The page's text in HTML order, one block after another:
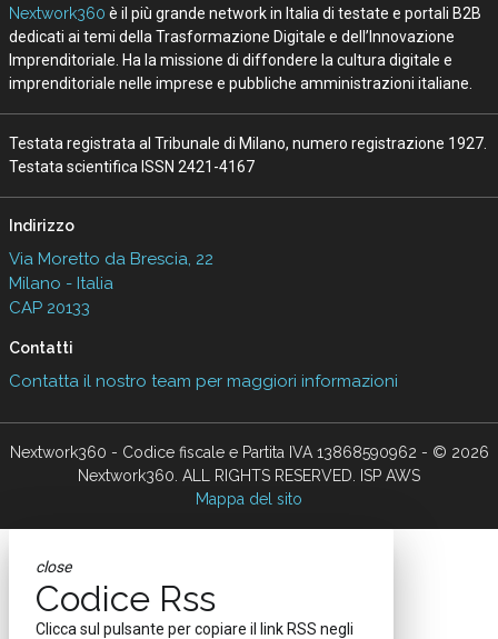
Nextwork360 è il più grande network in Italia di testate e portali B2B
dedicati ai temi della Trasformazione Digitale e dell’Innovazione
Imprenditoriale. Ha la missione di diffondere la cultura digitale e
imprenditoriale nelle imprese e pubbliche amministrazioni italiane.
Testata registrata al Tribunale di Milano, numero registrazione 1927.
Testata scientifica ISSN 2421-4167
Indirizzo
Via Moretto da Brescia, 22
Milano - Italia
CAP 20133
Contatti
Contatta il nostro team per maggiori informazioni
Nextwork360 - Codice fiscale e Partita IVA 13868590962 - © 2026
Nextwork360. ALL RIGHTS RESERVED. ISP AWS
Mappa del sito
close
Codice Rss
Clicca sul pulsante per copiare il link RSS negli